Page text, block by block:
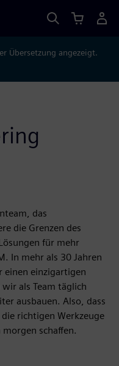
Übersetzung angezeigt.
das
die Grenzen des
für mehr
In mehr als 30 Jahren
einen einzigartigen
als Team täglich
ausbauen. Also, dass
richtigen Werkzeuge
schaffen.